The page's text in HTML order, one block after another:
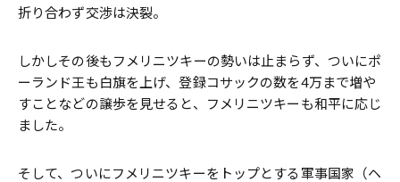
折り合わず交渉は決裂。
しかしその後もフメリニツキーの勢いは止まらず、ついにポ
ーランド王も白旗を上げ、登録コサックの数を4万まで増や
すことなどの譲歩を見せると、フメリニツキーも和平に応じ
ました。
そして、ついにフメリニツキーをトップとする軍事国家（ヘ